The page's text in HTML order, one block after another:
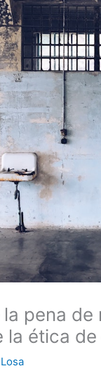
pena
la ética